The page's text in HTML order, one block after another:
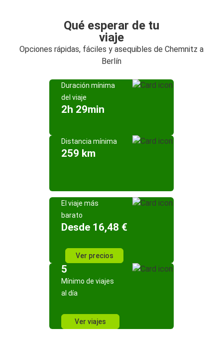
Qué esperar de tu
viaje
Opciones rápidas, fáciles y asequibles de Chemnitz a
Berlín
Duración mínima
del viaje
2h 29min
Distancia mínima
259 km
El viaje más
barato
Desde 16,48 €
Ver precios
5
Mínimo de viajes
al día
Ver viajes